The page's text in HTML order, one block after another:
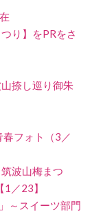
り】をPRをさ
捺し巡り御朱
春フォト（3／
波山梅まつ
／23】
～スイーツ部門